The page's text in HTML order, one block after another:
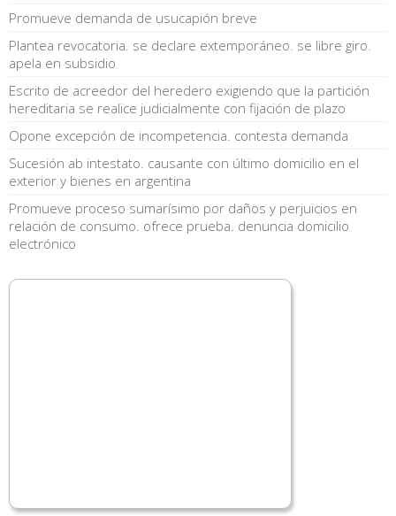
Promueve demanda de usucapión breve
Plantea revocatoria. se declare extemporáneo. se libre giro.
apela en subsidio
Escrito de acreedor del heredero exigiendo que la partición
hereditaria se realice judicialmente con fijación de plazo
Opone excepción de incompetencia. contesta demanda
Sucesión ab intestato. causante con último domicilio en el
exterior y bienes en argentina
Promueve proceso sumarísimo por daños y perjuicios en
relación de consumo. ofrece prueba. denuncia domicilio
electrónico